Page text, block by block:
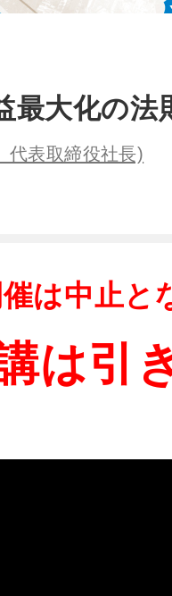
最大化の
表取締役社長)
は中止と
は引